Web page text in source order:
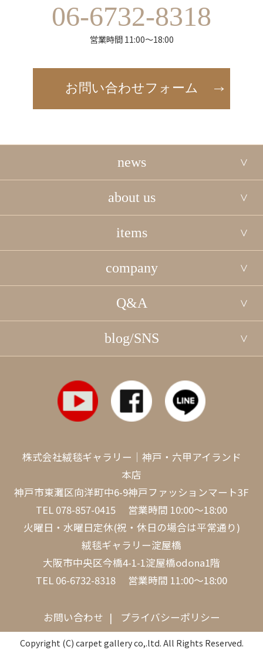
06-6732-8318
営業時間 11:00～18:00
お問い合わせフォーム
news
about us
items
company
Q&A
blog/SNS
株式会社絨毯ギャラリー｜神戸・六甲アイランド
本店
神戸市東灘区向洋町中6-9神戸ファッションマート3F
TEL 078-857-0415 営業時間 10:00～18:00
火曜日・水曜日定休(祝・休日の場合は平常通り)
絨毯ギャラリー淀屋橋
大阪市中央区今橋4-1-1淀屋橋odona1階
TEL 06-6732-8318 営業時間 11:00～18:00
お問い合わせ プライバシーポリシー
Copyright (C) carpet gallery co,.ltd. All Rights Reserved.